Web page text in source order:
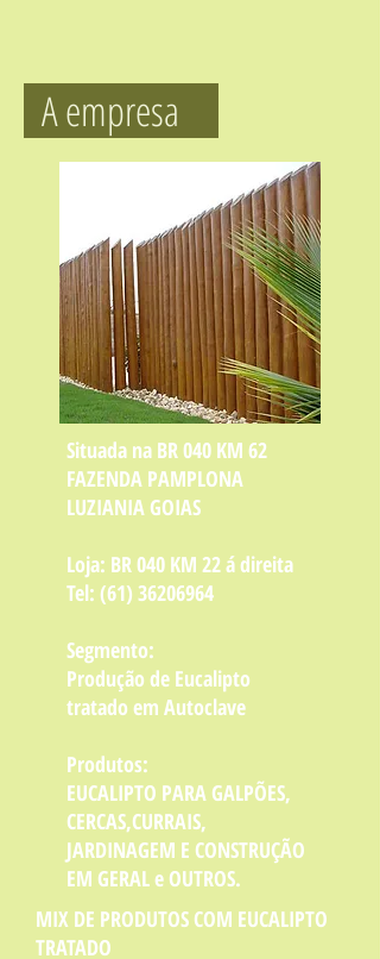
A empresa
Situada na BR 040 KM 62
FAZENDA PAMPLONA
LUZIANIA GOIAS​
Loja: BR 040 KM 22 á direita
Tel: (61) 36206964
Segmento:
Produção de Eucalipto
tratado em Autoclave
Produtos:
EUCALIPTO PARA GALPÕES,
CERCAS,CURRAIS,
JARDINAGEM E CONSTRUÇÃO
EM GERAL e OUTROS.
MIX DE PRODUTOS COM EUCALIPTO
TRATADO